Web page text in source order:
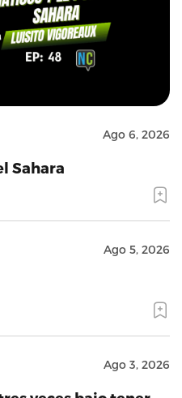
Ago 6, 2026
Sahara
Ago 5, 2026
Ago 3, 2026